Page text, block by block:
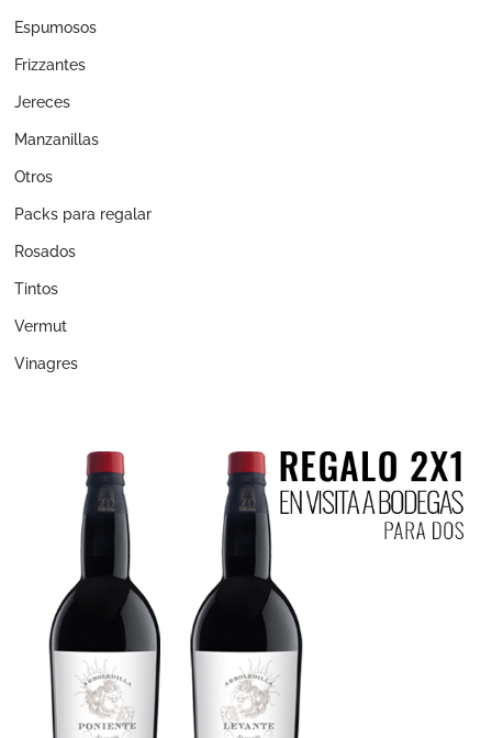
Espumosos
Frizzantes
Jereces
Manzanillas
Otros
Packs para regalar
Rosados
Tintos
Vermut
Vinagres